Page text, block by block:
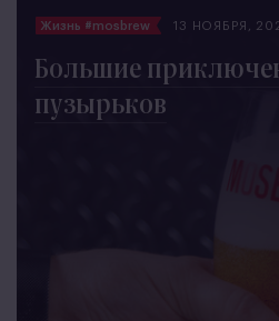
Жизнь #mosbrew 13 НОЯБРЯ,
Большие
пузырьков